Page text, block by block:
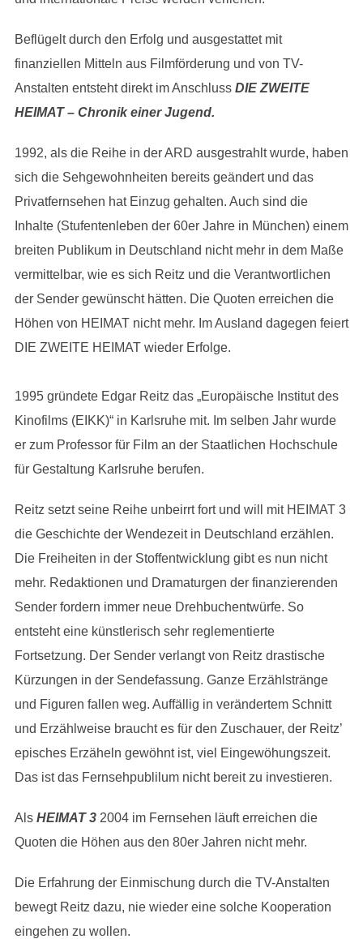
Beflügelt durch den Erfolg und ausgestattet mit
finanziellen Mitteln aus Filmförderung und von TV-
Anstalten entsteht direkt im Anschluss DIE ZWEITE
HEIMAT – Chronik einer Jugend.
1992, als die Reihe in der ARD ausgestrahlt wurde, haben
sich die Sehgewohnheiten bereits geändert und das
Privatfernsehen hat Einzug gehalten. Auch sind die
Inhalte (Stufentenleben der 60er Jahre in München) einem
breiten Publikum in Deutschland nicht mehr in dem Maße
vermittelbar, wie es sich Reitz und die Verantwortlichen
der Sender gewünscht hätten. Die Quoten erreichen die
Höhen von HEIMAT nicht mehr. Im Ausland dagegen feiert
DIE ZWEITE HEIMAT wieder Erfolge.
1995 gründete Edgar Reitz das „Europäische Institut des
Kinofilms (EIKK)“ in Karlsruhe mit. Im selben Jahr wurde
er zum Professor für Film an der Staatlichen Hochschule
für Gestaltung Karlsruhe berufen.
Reitz setzt seine Reihe unbeirrt fort und will mit HEIMAT 3
die Geschichte der Wendezeit in Deutschland erzählen.
Die Freiheiten in der Stoffentwicklung gibt es nun nicht
mehr. Redaktionen und Dramaturgen der finanzierenden
Sender fordern immer neue Drehbuchentwürfe. So
entsteht eine künstlerisch sehr reglementierte
Fortsetzung. Der Sender verlangt von Reitz drastische
Kürzungen in der Sendefassung. Ganze Erzählstränge
und Figuren fallen weg. Auffällig in verändertem Schnitt
und Erzählweise braucht es für den Zuschauer, der Reitz’
episches Erzäheln gewöhnt ist, viel Eingewöhungszeit.
Das ist das Fernsehpublilum nicht bereit zu investieren.
Als HEIMAT 32004 im Fernsehen läuft erreichen die
Quoten die Höhen aus den 80er Jahren nicht mehr.
Die Erfahrung der Einmischung durch die TV-Anstalten
bewegt Reitz dazu, nie wieder eine solche Kooperation
eingehen zu wollen.